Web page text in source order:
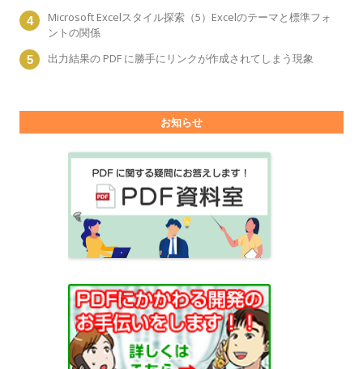
Microsoft Excelスタイル探索（5）Excelのテーマと標準フォ
ントの関係
出力結果の PDF に勝手にリンクが作成されてしまう現象
お知らせ